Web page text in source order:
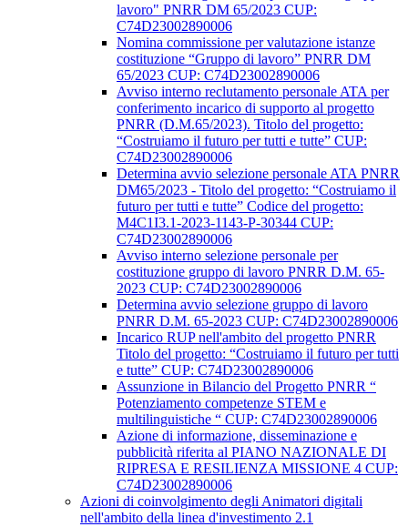
lavoro" PNRR DM 65/2023 CUP:
C74D23002890006
Nomina commissione per valutazione istanze
costituzione “Gruppo di lavoro” PNRR DM
65/2023 CUP: C74D23002890006
Avviso interno reclutamento personale ATA per
conferimento incarico di supporto al progetto
PNRR (D.M.65/2023). Titolo del progetto:
“Costruiamo il futuro per tutti e tutte” CUP:
C74D23002890006
Determina avvio selezione personale ATA PNRR
DM65/2023 - Titolo del progetto: “Costruiamo il
futuro per tutti e tutte” Codice del progetto:
M4C1I3.1-2023-1143-P-30344 CUP:
C74D23002890006
Avviso interno selezione personale per
costituzione gruppo di lavoro PNRR D.M. 65-
2023 CUP: C74D23002890006
Determina avvio selezione gruppo di lavoro
PNRR D.M. 65-2023 CUP: C74D23002890006
Incarico RUP nell'ambito del progetto PNRR
Titolo del progetto: “Costruiamo il futuro per tutti
e tutte” CUP: C74D23002890006
Assunzione in Bilancio del Progetto PNRR “
Potenziamento competenze STEM e
multilinguistiche “ CUP: C74D23002890006
Azione di informazione, disseminazione e
pubblicità riferita al PIANO NAZIONALE DI
RIPRESA E RESILIENZA MISSIONE 4 CUP:
C74D23002890006
Azioni di coinvolgimento degli Animatori digitali
nell'ambito della linea d'investimento 2.1